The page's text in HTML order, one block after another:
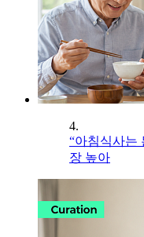
4.
“아침식사는
장 높아